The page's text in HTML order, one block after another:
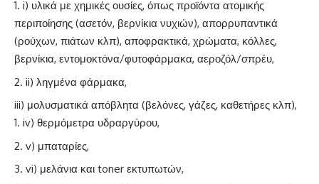
i) υλικά με χημικές ουσίες, όπως προϊόντα ατομικής
περιποίησης (ασετόν, βερνίκια νυχιών), απορρυπαντικά
(ρούχων, πιάτων κλπ), αποφρακτικά, χρώματα, κόλλες,
βερνίκια, εντομοκτόνα/φυτοφάρμακα, αεροζόλ/σπρέυ,
ii) ληγμένα φάρμακα,
iii) μολυσματικά απόβλητα (βελόνες, γάζες, καθετήρες κλπ),
iv) θερμόμετρα υδραργύρου,
v) μπαταρίες,
vi) μελάνια και toner εκτυπωτών,